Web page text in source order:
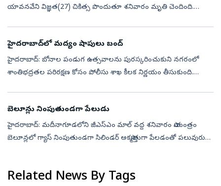
యావనవేని విజ్ఞత(27) చికిత్స పొందుతూ శనివారం మృతి చెందింది.
హైదరాబాద్‌లో మద్యం షాపులు బంద్
హైదరాబాద్‌: బోనాల పండుగ ఉత్సవాలను పురస్కరించుకుని నగరంలో
శాంతిభద్రతల పరిరక్షణ కోసం పోలీసు శాఖ కీలక నిర్ణయం తీసుకుంది.
బెలూన్లు నింపుతుండగా పేలుడు
హైదరాబాద్: మదీనాగూడలోని జీఎస్‌ఎం మాల్‌ వద్ద శనివారం సాయంత్రం
బెలూన్లలో గ్యాస్‌ నింపుతుండగా సిలిండర్‌ అకస్మాత్తుగా పేలడంతో పలువురు
Related News By Tags